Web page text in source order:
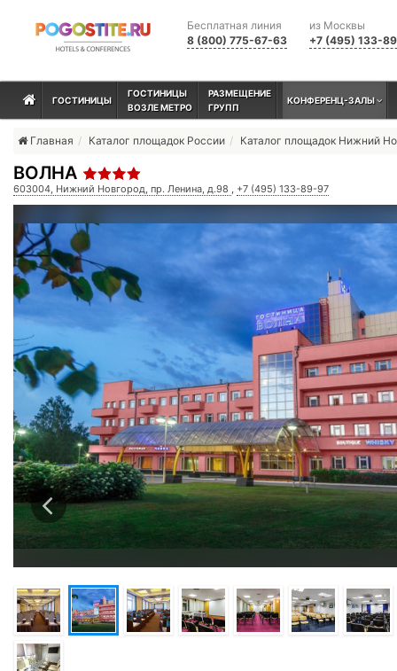
из Москвы
+7 (495) 133-
Бесплатная линия
8 (800) 775-67-63
ГОСТИНИЦЫ
ГОСТИНИЦЫ
ВОЗЛЕ МЕТРО
РАЗМЕЩЕНИЕ
ГРУПП
КОНФЕРЕНЦ-ЗАЛЫ
Главная Каталог площадок России Каталог площадок Нижний
ВОЛНА
603004, Нижний Новгород, пр. Ленина, д.98 , +7 (495) 133-89-97